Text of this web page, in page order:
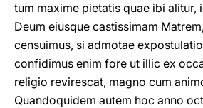
tum maxime pietatis quae ibi alitur,
Deum eiusque castissimam
censuimus, si admotae
confidimus enim fore ut illic ex
religio revirescat, magno cum
Quandoquidem autem hoc anno